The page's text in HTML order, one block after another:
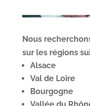
Nous
sur les régions
Alsace
Val de Loire
Bourgogne